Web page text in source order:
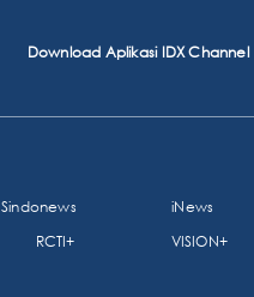
Download Aplikasi IDX Channel
Sindonews iNews
RCTI+ VISION+